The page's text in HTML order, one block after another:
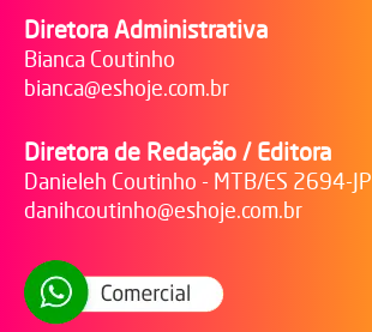
Diretora Administrativa
Bianca Coutinho
bianca@eshoje.com.br
Diretora de Redação / Editora
Danieleh Coutinho - MTB/ES 2694-JP
danihcoutinho@eshoje.com.br